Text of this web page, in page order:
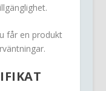
får en produkt